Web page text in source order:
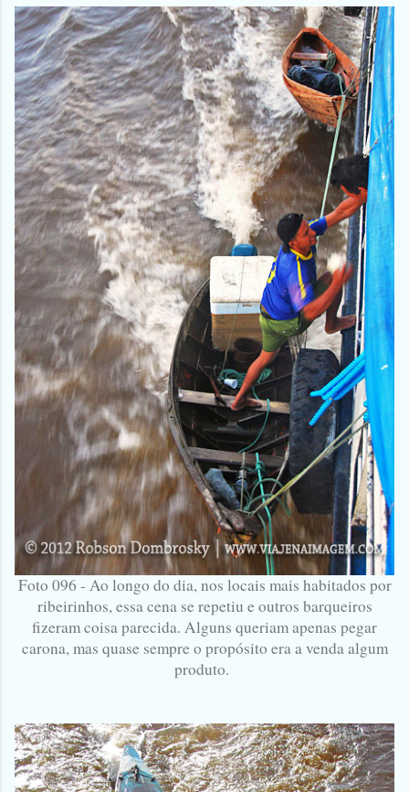
Foto 096 - Ao longo do dia, nos locais mais habitados por
ribeirinhos, essa cena se repetiu e outros barqueiros
fizeram coisa parecida. Alguns queriam apenas pegar
carona, mas quase sempre o propósito era a venda algum
produto.